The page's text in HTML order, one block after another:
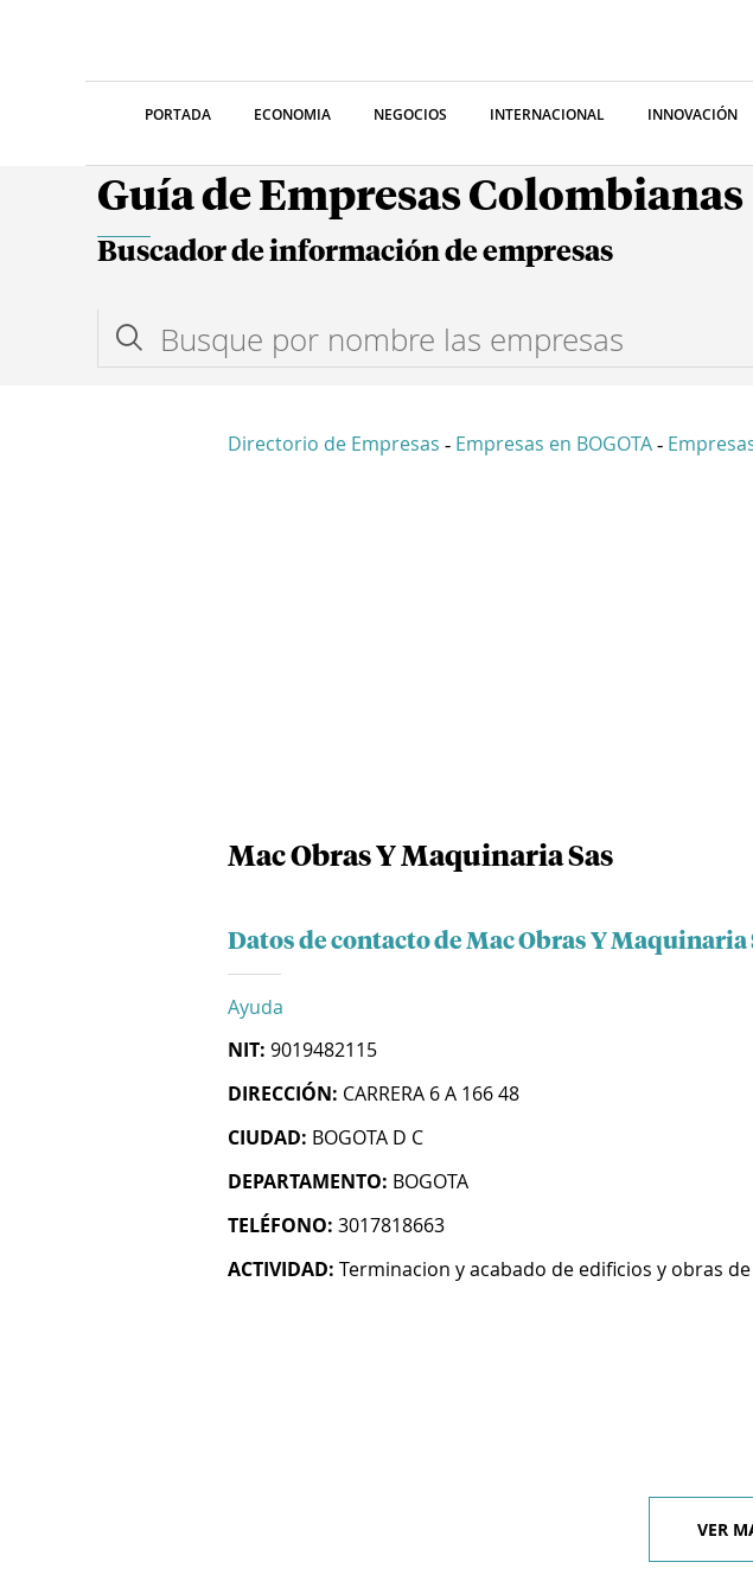
PORTADA ECONOMIA NEGOCIOS INTERNACIONAL INNOVACIÓN
Guía de Empresas Colombianas
Buscador de información de empresas
Directorio de Empresas - Empresas en BOGOTA -
Mac Obras Y Maquinaria Sas
Datos de contacto de Mac Obras Y Maquinaria
Ayuda
NIT: 9019482115
DIRECCIÓN: CARRERA 6 A 166 48
CIUDAD: BOGOTA D C
DEPARTAMENTO: BOGOTA
TELÉFONO: 3017818663
ACTIVIDAD: Terminacion y acabado de edificios y obras
VER